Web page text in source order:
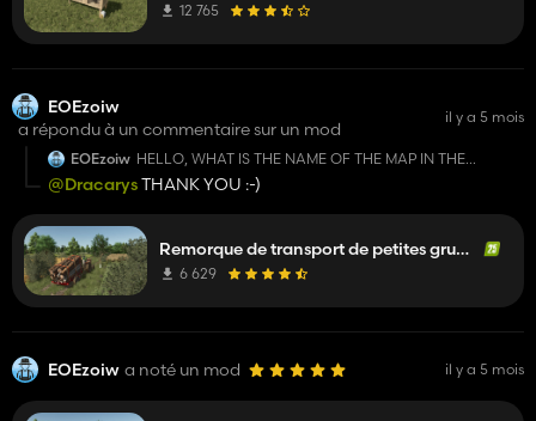
12 765
EOEzoiw
a répondu à un commentaire sur un mod
il y a 5 mois
EOEzoiw HELLO, WHAT IS THE NAME OF THE MAP IN THE
PHOTO?
@DracarysTHANK YOU :-)
Remorque de transport de petites grumes
6 629
EOEzoiw a noté un mod il y a 5 mois